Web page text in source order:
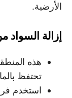
الأرضية.
إزالة السواد
هذه
تحتفظ
استخدم